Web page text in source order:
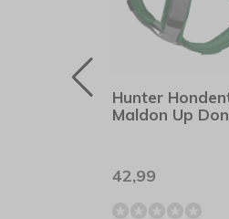
Hunter
Maldon Up
42,99